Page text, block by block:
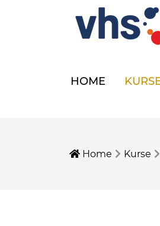
HOME
Home Kurse